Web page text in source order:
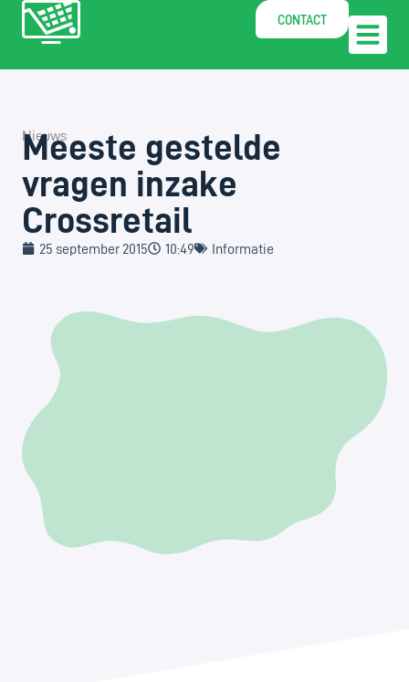
CONTACT
Nieuws
Meeste gestelde
vragen inzake
Crossretail
25 september 2015 10:49 Informatie